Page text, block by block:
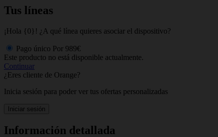
Tus líneas
¡Hola {0}! ¿A qué línea quieres asociar el dispositivo?
Pago único Por 989€
Este producto no está disponible actualmente.
Continuar
¿Eres cliente de Orange?
Inicia sesión para poder ver tus ofertas personalizadas
Iniciar sesión
Información detallada